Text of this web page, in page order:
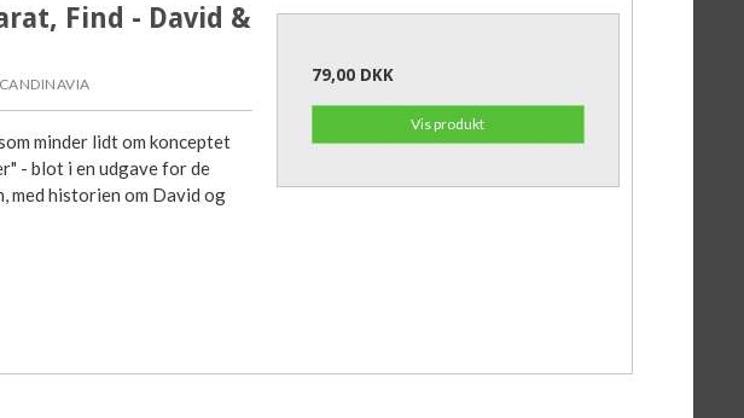
Find - David &
minder lidt om konceptet
- blot i en udgave for de
med historien om David og
79,00 DKK
Vis produkt